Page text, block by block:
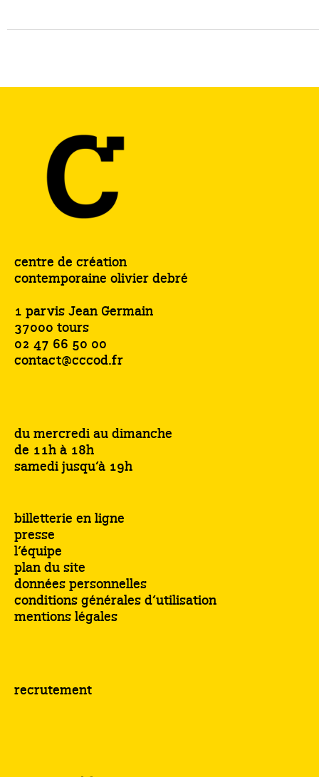
centre de création
contemporaine olivier debré
1 parvis Jean Germain
37000 tours
02 47 66 50 00
contact@cccod.fr
du mercredi au dimanche
de 11h à 18h
samedi jusqu’à 19h
billetterie en ligne
presse
l’équipe
plan du site
données personnelles
conditions générales d’utilisation
mentions légales
recrutement